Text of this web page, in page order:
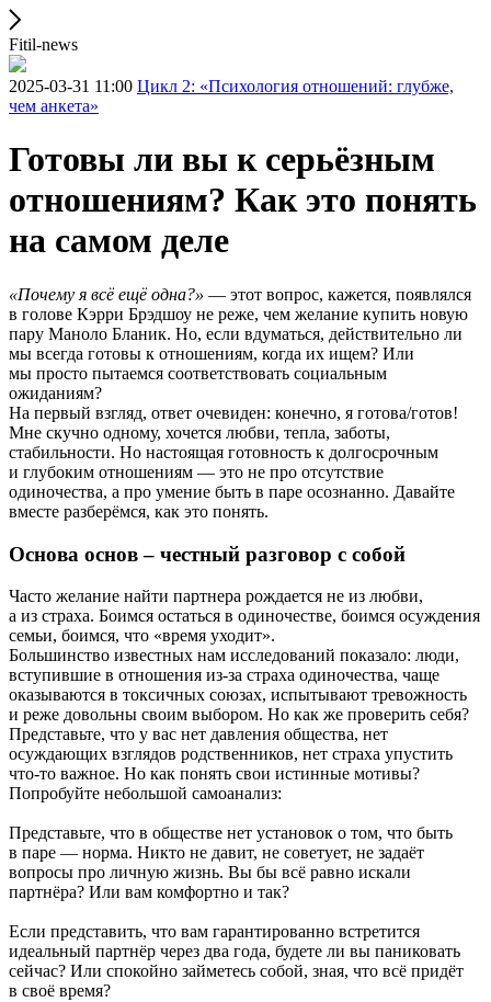
Fitil-news
2025-03-31 11:00 Цикл 2: «Психология отношений: глубже,
чем анкета»
Готовы ли вы к серьёзным
отношениям? Как это понять
на самом деле
«Почему я всё ещё одна?» — этот вопрос, кажется, появлялся
в голове Кэрри Брэдшоу не реже, чем желание купить новую
пару Маноло Бланик. Но, если вдуматься, действительно ли
мы всегда готовы к отношениям, когда их ищем? Или
мы просто пытаемся соответствовать социальным
ожиданиям?
На первый взгляд, ответ очевиден: конечно, я готова/готов!
Мне скучно одному, хочется любви, тепла, заботы,
стабильности. Но настоящая готовность к долгосрочным
и глубоким отношениям — это не про отсутствие
одиночества, а про умение быть в паре осознанно. Давайте
вместе разберёмся, как это понять.
Основа основ – честный разговор с собой
Часто желание найти партнера рождается не из любви,
а из страха. Боимся остаться в одиночестве, боимся осуждения
семьи, боимся, что «время уходит».
Большинство известных нам исследований показало: люди,
вступившие в отношения из-за страха одиночества, чаще
оказываются в токсичных союзах, испытывают тревожность
и реже довольны своим выбором. Но как же проверить себя?
Представьте, что у вас нет давления общества, нет
осуждающих взглядов родственников, нет страха упустить
что-то важное. Но как понять свои истинные мотивы?
Попробуйте небольшой самоанализ:
Представьте, что в обществе нет установок о том, что быть
в паре — норма. Никто не давит, не советует, не задаёт
вопросы про личную жизнь. Вы бы всё равно искали
партнёра? Или вам комфортно и так?
Если представить, что вам гарантированно встретится
идеальный партнёр через два года, будете ли вы паниковать
сейчас? Или спокойно займетесь собой, зная, что всё придёт
в своё время?